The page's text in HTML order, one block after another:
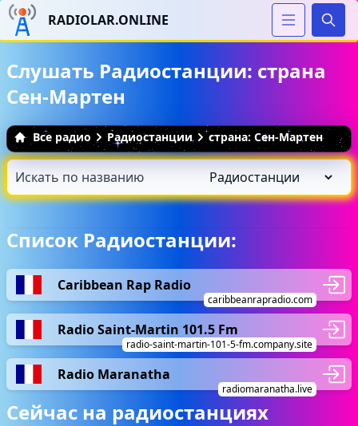
RADIOLAR.ONLINE
Слушать Радиостанции: страна
Сен-Мартен
Все радио Радиостанции страна: Сен-Мартен
Список Радиостанции:
Caribbean Rap Radio
caribbeanrapradio.com
Radio Saint-Martin 101.5 Fm
radio-saint-martin-101-5-fm.company.site
Radio Maranatha
radiomaranatha.live
Сейчас на радиостанциях